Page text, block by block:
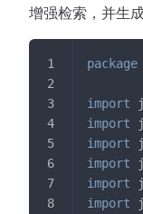
增强检索，并生成
package
import
import
import
import
import
import